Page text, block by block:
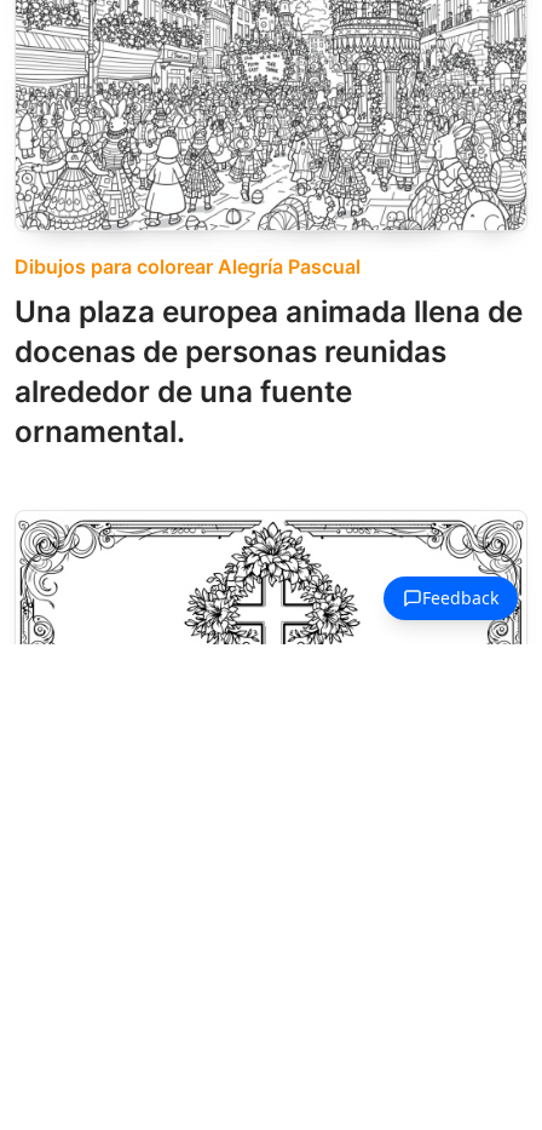
Dibujos para colorear Alegría Pascual
Una plaza europea animada llena de
docenas de personas reunidas
alrededor de una fuente
ornamental.